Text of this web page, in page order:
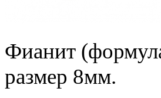
Фианит
размер 8мм.